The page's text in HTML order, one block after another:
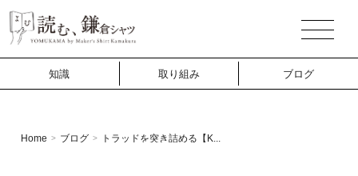
知識 取り組み ブログ
Home > ブログ > トラッドを突き詰める【K...